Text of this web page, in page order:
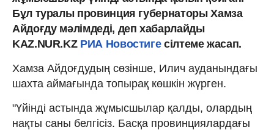
Бұл туралы провинция губернаторы Хамза
Айдоғду мәлімдеді, деп хабарлайды
KAZ.NUR.KZ РИА Новостигесілтеме жасап.
Хамза Айдоғдудың сөзінше, Илич ауданындағы
шахта аймағында топырақ көшкін жүрген.
"Үйінді астында жұмысшылар қалды, олардың
нақты саны белгісіз. Басқа провинциялардағы